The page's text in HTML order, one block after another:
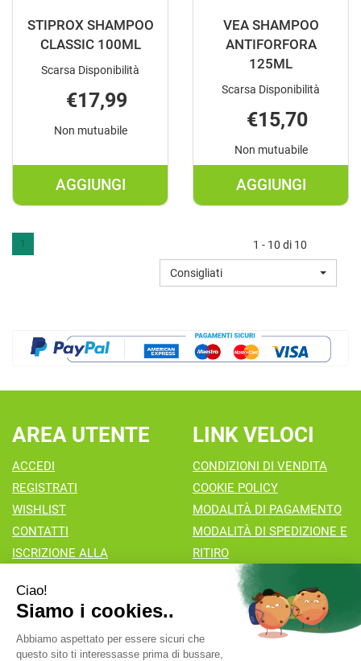
STIPROX SHAMPOO
CLASSIC 100ML
Scarsa Disponibilità
€17,99
Non mutuabile
AGGIUNGI
AGGIUNGI STIPROX
100ML AL
CARRELLO
VEA SHAMPOO
ANTIFORFORA
125ML
Scarsa Disponibilità
€15,70
Non mutuabile
AGGIUNGI
AGGIUNGI
125ML AL
CARRELLO
1 1 - 10 di 10
Consigliati
AREA UTENTE
ACCEDI
REGISTRATI
WISHLIST
CONTATTI
ISCRIZIONE ALLA
LINK VELOCI
CONDIZIONI DI VENDITA
COOKIE POLICY
MODALITÀ DI PAGAMENTO
MODALITÀ DI SPEDIZIONE E
RITIRO
Farmacia Valaperta Dr. Antonio Pipia
- Via Natale Perego 7
20069 Vaprio d'Adda (MI)